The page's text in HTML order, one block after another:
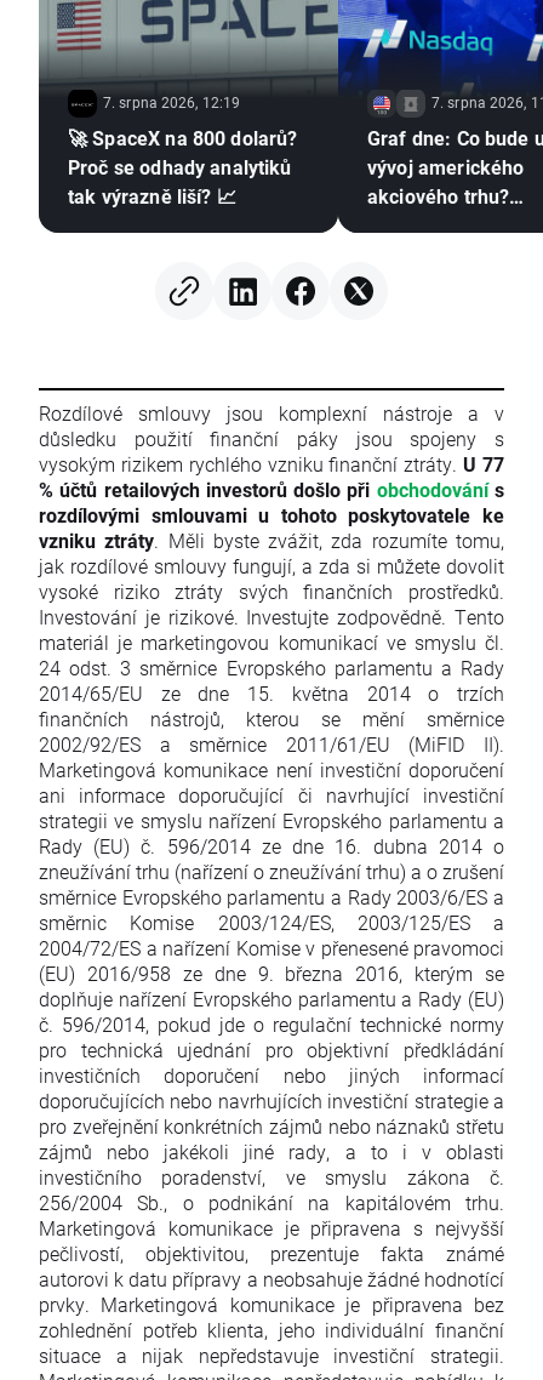
7. srpna 2026, 12:19
🚀 SpaceX na 800 dolarů?
Proč se odhady analytiků
tak výrazně liší? 📈
7. srpna 2026,
Graf dne: Co bude
vývoj amerického
akciového trhu?
Rozdílové smlouvy jsou komplexní nástroje a v
důsledku použití finanční páky jsou spojeny s
vysokým rizikem rychlého vzniku finanční ztráty. U 77
% účtů retailových investorů došlo při obchodovánís
rozdílovými smlouvami u tohoto poskytovatele ke
vzniku ztráty. Měli byste zvážit, zda rozumíte tomu,
jak rozdílové smlouvy fungují, a zda si můžete dovolit
vysoké riziko ztráty svých finančních prostředků.
Investování je rizikové. Investujte zodpovědně. Tento
materiál je marketingovou komunikací ve smyslu čl.
24 odst. 3 směrnice Evropského parlamentu a Rady
2014/65/EU ze dne 15. května 2014 o trzích
finančních nástrojů, kterou se mění směrnice
2002/92/ES a směrnice 2011/61/EU (MiFID II).
Marketingová komunikace není investiční doporučení
ani informace doporučující či navrhující investiční
strategii ve smyslu nařízení Evropského parlamentu a
Rady (EU) č. 596/2014 ze dne 16. dubna 2014 o
zneužívání trhu (nařízení o zneužívání trhu) a o zrušení
směrnice Evropského parlamentu a Rady 2003/6/ES a
směrnic Komise 2003/124/ES, 2003/125/ES a
2004/72/ES a nařízení Komise v přenesené pravomoci
(EU) 2016/958 ze dne 9. března 2016, kterým se
doplňuje nařízení Evropského parlamentu a Rady (EU)
č. 596/2014, pokud jde o regulační technické normy
pro technická ujednání pro objektivní předkládání
investičních doporučení nebo jiných informací
doporučujících nebo navrhujících investiční strategie a
pro zveřejnění konkrétních zájmů nebo náznaků střetu
zájmů nebo jakékoli jiné rady, a to i v oblasti
investičního poradenství, ve smyslu zákona č.
256/2004 Sb., o podnikání na kapitálovém trhu.
Marketingová komunikace je připravena s nejvyšší
pečlivostí, objektivitou, prezentuje fakta známé
autorovi k datu přípravy a neobsahuje žádné hodnotící
prvky. Marketingová komunikace je připravena bez
zohlednění potřeb klienta, jeho individuální finanční
situace a nijak nepředstavuje investiční strategii.